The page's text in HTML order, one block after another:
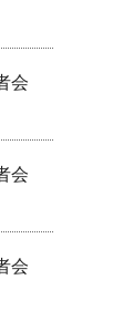
会
会
会